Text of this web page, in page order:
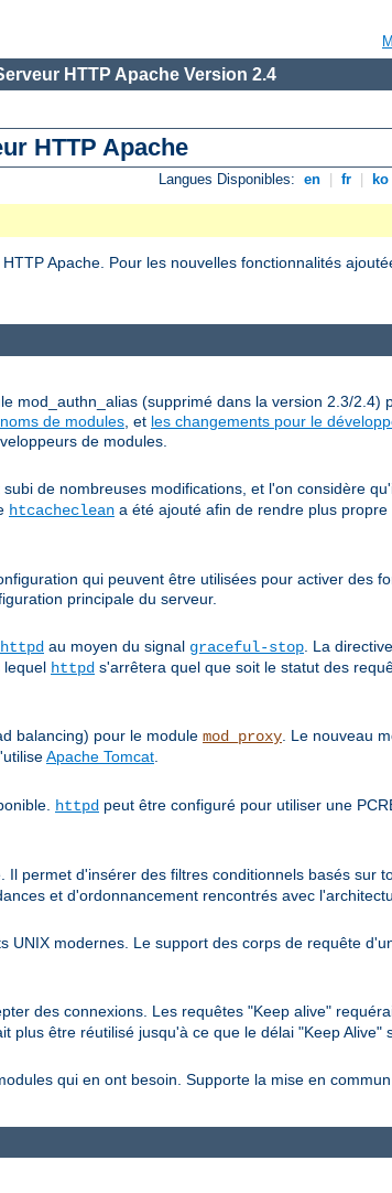
HTTP Apache Version 2.4
HTTP Apache
Langues Disponibles: en fr ko
Apache. Pour les nouvelles fonctionnalités
mod_authn_alias (supprimé dans la version 2.3/2.4)
de modules , et les changements pour le
de modules.
de nombreuses modifications, et l'on considère
htcacheclean a été ajouté afin de rendre plus propre
qui peuvent être utilisées pour activer des
principale du serveur.
httpd au moyen du signal graceful-stop . La directive
lequel httpd s'arrêtera quel que soit le statut des
balancing) pour le module mod_proxy . Le nouveau
Apache Tomcat
httpd peut être configuré pour utiliser une
permet d'insérer des filtres conditionnels basés sur
et d'ordonnancement rencontrés avec
UNIX modernes. Le support des corps de requête
des connexions. Les requêtes "Keep alive"
être réutilisé jusqu'à ce que le délai "Keep Alive"
qui en ont besoin. Supporte la mise en